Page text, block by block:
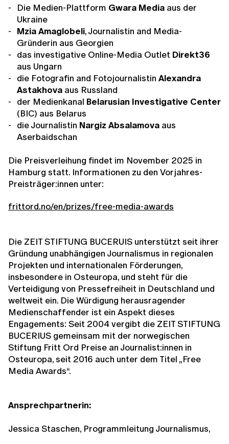
Die Medien-Plattform Gwara Media aus der
Ukraine
Mzia Amaglobeli, Journalistin and Media-
Gründerin aus Georgien
das investigative Online-Media Outlet Direkt36
aus Ungarn
die Fotografin and Fotojournalistin Alexandra
Astakhova aus Russland
der Medienkanal Belarusian Investigative Center
(BIC) aus Belarus
die Journalistin Nargiz Absalamova aus
Aserbaidschan
Die Preisverleihung findet im November 2025 in
Hamburg statt. Informationen zu den Vorjahres-
Preisträger:innen unter:
frittord.no/en/prizes/free-media-awards
Die ZEIT STIFTUNG BUCERUIS unterstützt seit ihrer
Gründung unabhängigen Journalismus in regionalen
Projekten und internationalen Förderungen,
insbesondere in Osteuropa, und steht für die
Verteidigung von Pressefreiheit in Deutschland und
weltweit ein. Die Würdigung herausragender
Medienschaffender ist ein Aspekt dieses
Engagements: Seit 2004 vergibt die ZEIT STIFTUNG
BUCERIUS gemeinsam mit der norwegischen
Stiftung Fritt Ord Preise an Journalist:innen in
Osteuropa, seit 2016 auch unter dem Titel „Free
Media Awards“.
Ansprechpartnerin:
Jessica Staschen, Programmleitung Journalismus,